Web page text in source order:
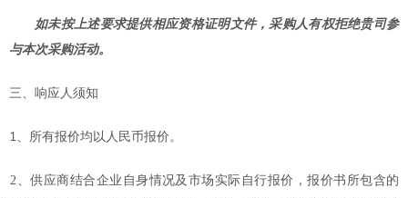
如未按上述要求提供相应资格证明文件，采购人有权拒绝贵司参
与本次采购活动。
三、响应人须知
1、所有报价均以人民币报价。
2、供应商结合企业自身情况及市场实际自行报价，报价书所包含的